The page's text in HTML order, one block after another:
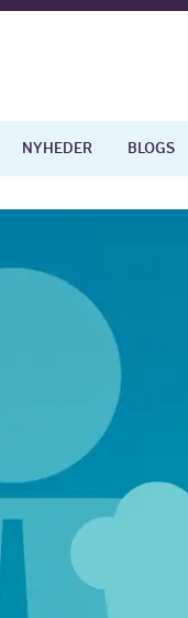
NYHEDER BLOGS
Uddannelse